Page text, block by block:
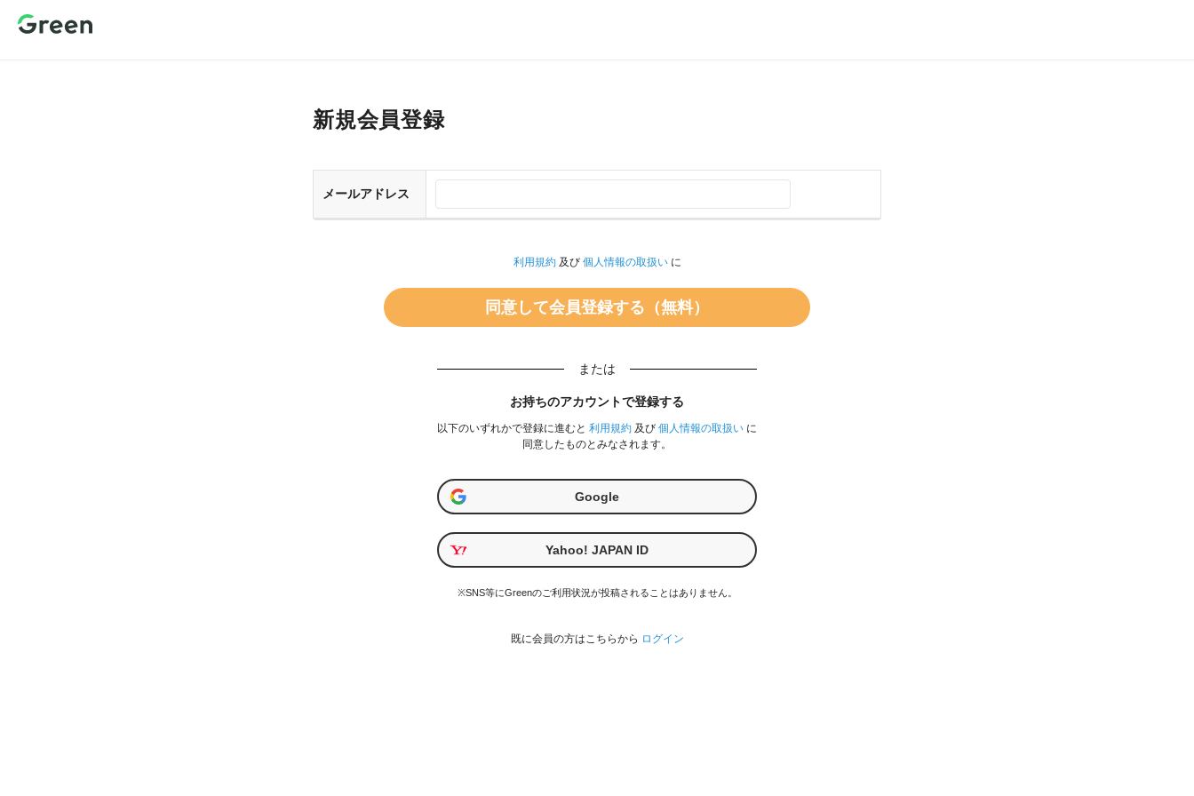
新規会員登録
メールアドレス
利用規約及び 個人情報の取扱いに
または
お持ちのアカウントで登録する
以下のいずれかで登録に進むと 利用規約 及び 個人情報の取扱い に
同意したものとみなされます。
Google
Yahoo! JAPAN ID
※SNS等にGreenのご利用状況が投稿されることはありません。
既に会員の方はこちらから ログイン